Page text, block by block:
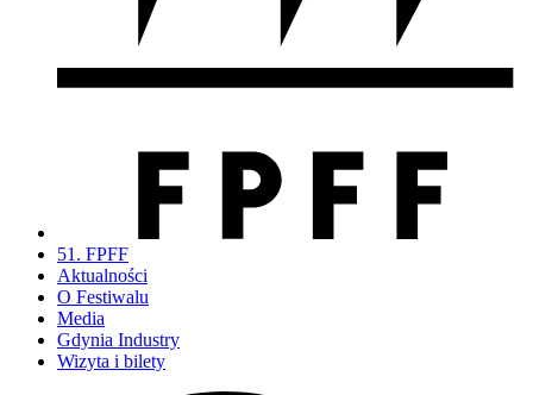
51. FPFF
Aktualności
O Festiwalu
Media
Gdynia Industry
Wizyta i bilety